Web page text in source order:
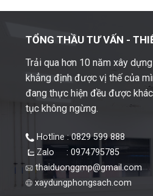
TỔNG THẦU TƯ VẤN -
Trải qua hơn 10 năm xây
khẳng định được vị thế của
đang thực hiện đều được
tục không ngừng.
Hotline : 0829 599 888
Zalo : 0974795785
thaiduonggmp@gmail.com
xaydungphongsach.com